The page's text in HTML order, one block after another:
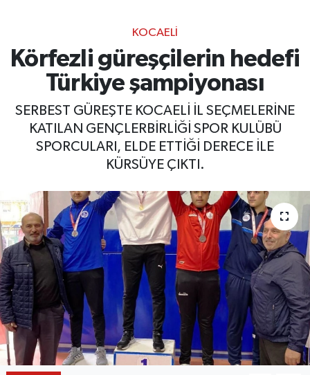
KOCAELI
Körfezli güreşçilerin hedefi
Türkiye şampiyonası
SERBEST GÜREŞTE KOCAELİ İL SEÇMELERİNE
KATILAN GENÇLERBİRLİĞİ SPOR KULÜBÜ
SPORCULARI, ELDE ETTİĞİ DERECE İLE
KÜRSÜYE ÇIKTI.